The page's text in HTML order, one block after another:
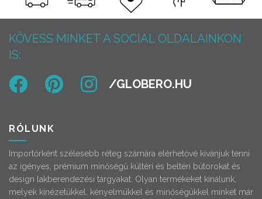
KÖVESS MINKET A SOCIAL OLDALAINKON
IS:
RÓLUNK
Importőrként szélesebb réteg számára elérhetővé kívánjuk tenni
az igényes, prémium minőségű kültéri és beltéri bútorokat és
design lakberendezési tárgyakat. Olyan termékeket kínálunk,
melyek kinézetükkel, kényelmükkel és minőségükkel minket már